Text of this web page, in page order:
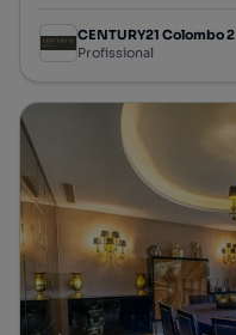
CENTURY21 Colombo 2
Profissional